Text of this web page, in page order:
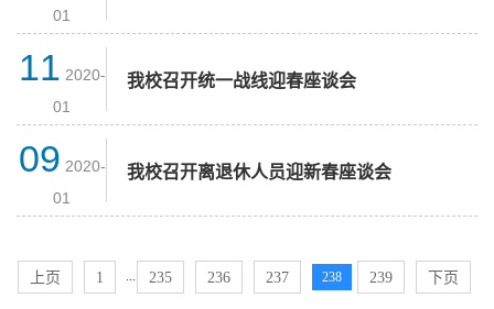
01
11 2020-
01
我校召开统一战线迎春座谈会
09 2020-
01
我校召开离退休人员迎新春座谈会
上页 1 235 236 237 238 239 下页